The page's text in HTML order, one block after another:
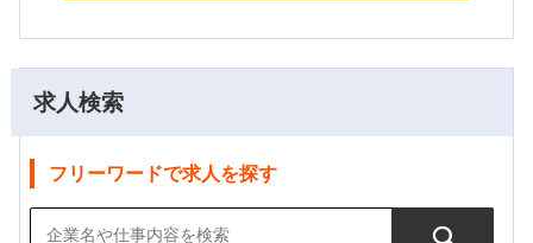
求人検索
フリーワードで求人を探す